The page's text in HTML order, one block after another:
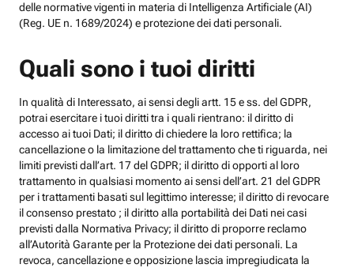
delle normative vigenti in materia di Intelligenza Artificiale (AI)
(Reg. UE n. 1689/2024) e protezione dei dati personali.
Quali sono i tuoi diritti
In qualità di Interessato, ai sensi degli artt. 15 e ss. del GDPR,
potrai esercitare i tuoi diritti tra i quali rientrano: il diritto di
accesso ai tuoi Dati; il diritto di chiedere la loro rettifica; la
cancellazione o la limitazione del trattamento che ti riguarda, nei
limiti previsti dall’art. 17 del GDPR; il diritto di opporti al loro
trattamento in qualsiasi momento ai sensi dell’art. 21 del GDPR
per i trattamenti basati sul legittimo interesse; il diritto di revocare
il consenso prestato ; il diritto alla portabilità dei Dati nei casi
previsti dalla Normativa Privacy; il diritto di proporre reclamo
all’Autorità Garante per la Protezione dei dati personali. La
revoca, cancellazione e opposizione lascia impregiudicata la